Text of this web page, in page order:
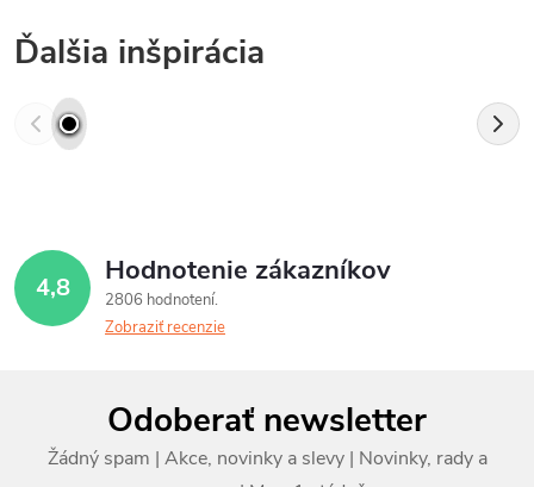
Ďalšia inšpirácia
4,8 Hodnotenie zákazníkov
2806 hodnotení
Zobraziť recenzie
Odoberať newsletter